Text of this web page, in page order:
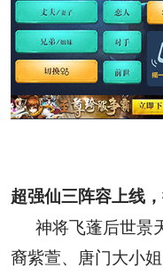
超强仙三阵容上线
神将飞蓬后世景
裔紫萱、唐门大小